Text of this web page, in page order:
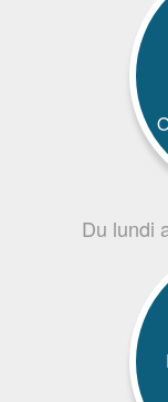
Du lundi